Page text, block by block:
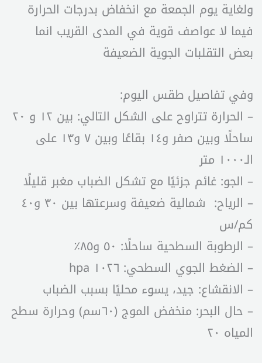
ولغاية يوم الجمعة مع انخفاض بدرجات الحرارة
فيما لا عواصف قوية في المدى القريب انما
بعض التقلبات الجوية الضعيفة
وفي تفاصيل طقس اليوم:
– الحرارة تتراوح على الشكل التالي: بين ١٢ و ٢٠
ساحلًا وبين صفر و١٤ بقاعًا وبين ٧ و١٣ على
الـ١٠٠٠ متر
– الجو: غائم جزئيًا مع تشكل الضباب مغبر قليلًا
– الرياح: شمالية ضعيفة وسرعتها بين ٣٠ و٤٠
كم/س
– الرطوبة السطحية ساحلًا: ٥٠ و٨٥٪؜
– الضغط الجوي السطحي: ١٠٢٦ hpa
– الانقشاع: جيد، يسوء محليًا بسبب الضباب
– حال البحر: منخفض الموج (٦٠سم) وحرارة سطح
المياه ٢٠